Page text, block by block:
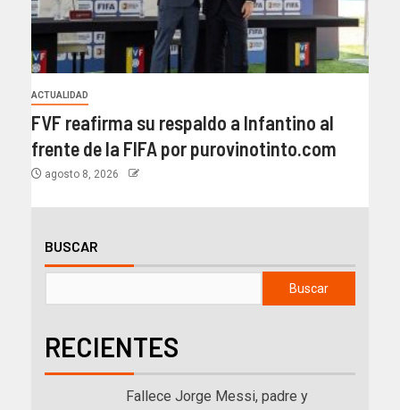
ACTUALIDAD
FVF reafirma su respaldo a Infantino al
frente de la FIFA por purovinotinto.com
agosto 8, 2026
BUSCAR
Buscar
RECIENTES
Fallece Jorge Messi, padre y